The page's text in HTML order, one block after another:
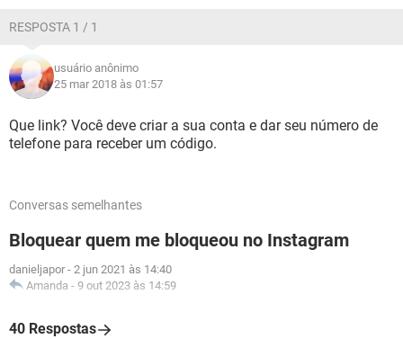
RESPOSTA 1 / 1
usuário anônimo
25 mar 2018 às 01:57
Que link? Você deve criar a sua conta e dar seu número de
telefone para receber um código.
Conversas semelhantes
Bloquear quem me bloqueou no Instagram
danieljapor - 2 jun 2021 às 14:40
Amanda - 9 out 2023 às 14:59
40 Respostas